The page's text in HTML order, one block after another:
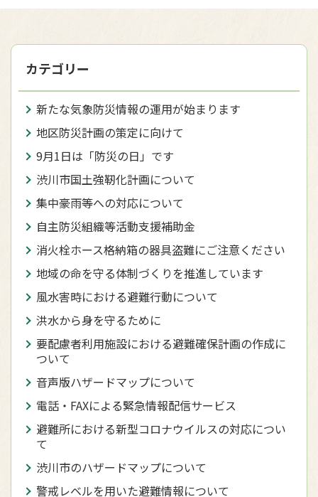
カテゴリー
新たな気象防災情報の運用が始まります
地区防災計画の策定に向けて
9月1日は「防災の日」です
渋川市国土強靭化計画について
集中豪雨等への対応について
自主防災組織等活動支援補助金
消火栓ホース格納箱の器具盗難にご注意ください
地域の命を守る体制づくりを推進しています
風水害時における避難行動について
洪水から身を守るために
要配慮者利用施設における避難確保計画の作成に
ついて
音声版ハザードマップについて
電話・FAXによる緊急情報配信サービス
避難所における新型コロナウイルスの対応につい
て
渋川市のハザードマップについて
警戒レベルを用いた避難情報について